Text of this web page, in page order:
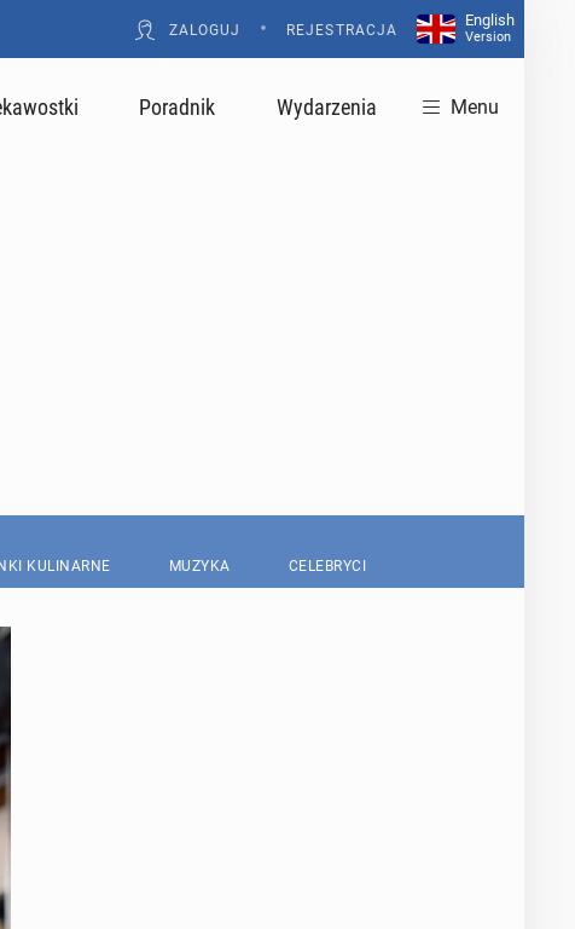
ZALOGUJ • REJESTRACJA
English
Version
Poradnik Wydarzenia Menu
KULINARNE MUZYKA CELEBRYCI